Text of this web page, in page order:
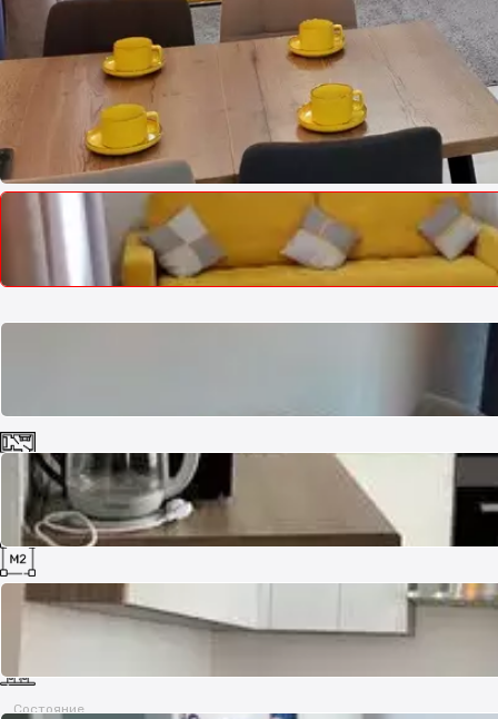
Комнат
2
Площадь
44 м²
Состояние